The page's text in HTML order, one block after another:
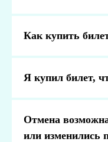
Как купить
Я купил билет,
Отмена
или изменились